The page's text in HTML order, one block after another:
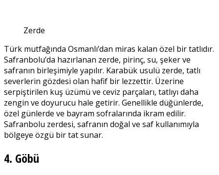
Zerde
Türk mutfağında Osmanlı’dan miras kalan özel bir tatlıdır.
Safranbolu’da hazırlanan zerde, pirinç, su, şeker ve
safranın birleşimiyle yapılır. Karabük usulü zerde, tatlı
severlerin gözdesi olan hafif bir lezzettir. Üzerine
serpiştirilen kuş üzümü ve ceviz parçaları, tatlıyı daha
zengin ve doyurucu hale getirir. Genellikle düğünlerde,
özel günlerde ve bayram sofralarında ikram edilir.
Safranbolu zerdesi, safranın doğal ve saf kullanımıyla
bölgeye özgü bir tat sunar.
4. Göbü